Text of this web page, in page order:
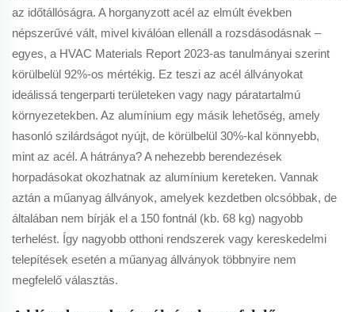
az időtállóságra. A horganyzott acél az elmúlt években
népszerűvé vált, mivel kiválóan ellenáll a rozsdásodásnak –
egyes, a HVAC Materials Report 2023-as tanulmányai szerint
körülbelül 92%-os mértékig. Ez teszi az acél állványokat
ideálissá tengerparti területeken vagy nagy páratartalmú
környezetekben. Az alumínium egy másik lehetőség, amely
hasonló szilárdságot nyújt, de körülbelül 30%-kal könnyebb,
mint az acél. A hátránya? A nehezebb berendezések
horpadásokat okozhatnak az alumínium kereteken. Vannak
aztán a műanyag állványok, amelyek kezdetben olcsóbbak, de
általában nem bírják el a 150 fontnál (kb. 68 kg) nagyobb
terhelést. Így nagyobb otthoni rendszerek vagy kereskedelmi
telepítések esetén a műanyag állványok többnyire nem
megfelelő választás.